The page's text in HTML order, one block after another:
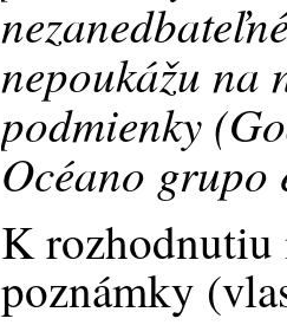
nepoukážu na
podmienky
Océano
K rozhodnutiu
poznámky